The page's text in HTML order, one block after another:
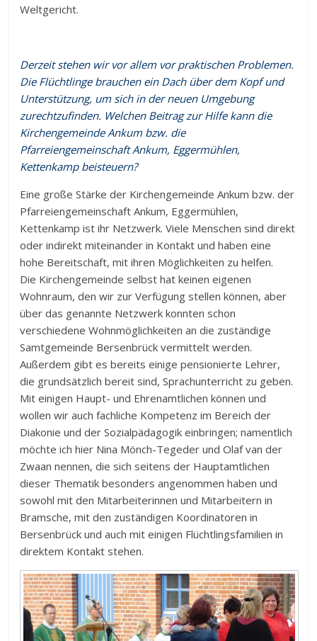
Weltgericht.
Derzeit stehen wir vor allem vor praktischen Problemen.
Die Flüchtlinge brauchen ein Dach über dem Kopf und
Unterstützung, um sich in der neuen Umgebung
zurechtzufinden. Welchen Beitrag zur Hilfe kann die
Kirchengemeinde Ankum bzw. die
Pfarreiengemeinschaft Ankum, Eggermühlen,
Kettenkamp beisteuern?
Eine große Stärke der Kirchengemeinde Ankum bzw. der
Pfarreiengemeinschaft Ankum, Eggermühlen,
Kettenkamp ist ihr Netzwerk. Viele Menschen sind direkt
oder indirekt miteinander in Kontakt und haben eine
hohe Bereitschaft, mit ihren Möglichkeiten zu helfen.
Die Kirchengemeinde selbst hat keinen eigenen
Wohnraum, den wir zur Verfügung stellen können, aber
über das genannte Netzwerk konnten schon
verschiedene Wohnmöglichkeiten an die zuständige
Samtgemeinde Bersenbrück vermittelt werden.
Außerdem gibt es bereits einige pensionierte Lehrer,
die grundsätzlich bereit sind, Sprachunterricht zu geben.
Mit einigen Haupt- und Ehrenamtlichen können und
wollen wir auch fachliche Kompetenz im Bereich der
Diakonie und der Sozialpädagogik einbringen; namentlich
möchte ich hier Nina Mönch-Tegeder und Olaf van der
Zwaan nennen, die sich seitens der Hauptamtlichen
dieser Thematik besonders angenommen haben und
sowohl mit den Mitarbeiterinnen und Mitarbeitern in
Bramsche, mit den zuständigen Koordinatoren in
Bersenbrück und auch mit einigen Flüchtlingsfamilien in
direktem Kontakt stehen.